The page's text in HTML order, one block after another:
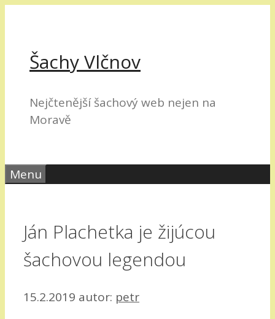
obsah
Šachy Vlčnov
Nejčtenější šachový web nejen na
Moravě
Menu
Ján Plachetka je žijúcou
šachovou legendou
15.2.2019 autor: petr